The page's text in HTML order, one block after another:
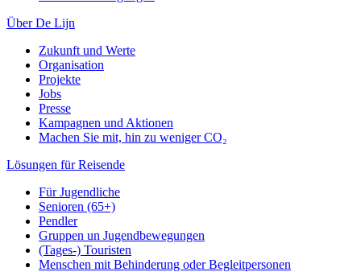
Über De Lijn
Zukunft und Werte
Organisation
Projekte
Jobs
Presse
Kampagnen und Aktionen
Machen Sie mit, hin zu weniger CO₂
Lösungen für Reisende
Für Jugendliche
Senioren (65+)
Pendler
Gruppen un Jugendbewegungen
(Tages-) Touristen
Menschen mit Behinderung oder Begleitpersonen